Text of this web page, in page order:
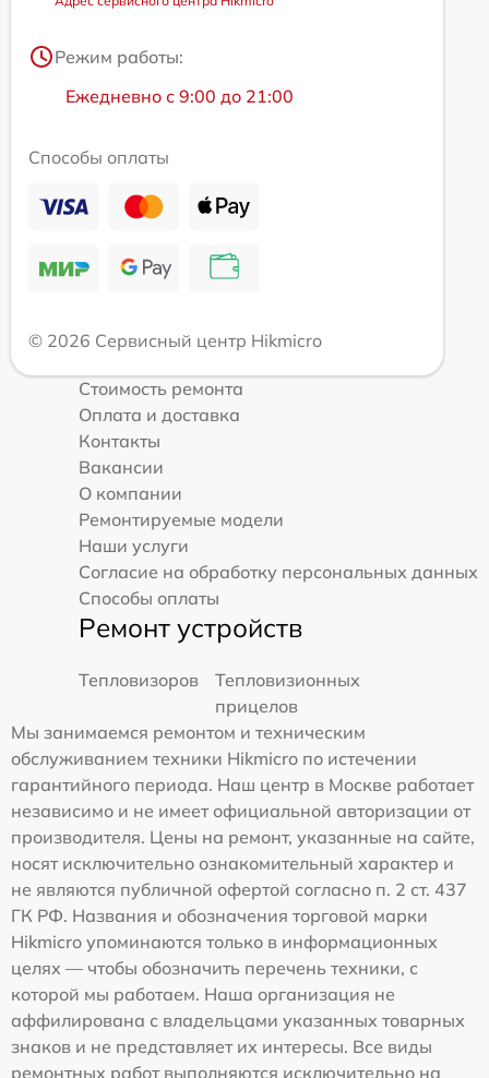
Режим работы:
Ежедневно с 9:00 до 21:00
Способы оплаты
© 2026 Сервисный центр Hikmicro
Стоимость ремонта
Оплата и доставка
Контакты
Вакансии
О компании
Ремонтируемые модели
Наши услуги
Согласие на обработку персональных данных
Способы оплаты
Ремонт устройств
Тепловизоров
Тепловизионных
прицелов
Мы занимаемся ремонтом и техническим
обслуживанием техники Hikmicro по истечении
гарантийного периода. Наш центр в Москве работает
независимо и не имеет официальной авторизации от
производителя. Цены на ремонт, указанные на сайте,
носят исключительно ознакомительный характер и
не являются публичной офертой согласно п. 2 ст. 437
ГК РФ. Названия и обозначения торговой марки
Hikmicro упоминаются только в информационных
целях — чтобы обозначить перечень техники, с
которой мы работаем. Наша организация не
аффилирована с владельцами указанных товарных
знаков и не представляет их интересы. Все виды
ремонтных работ выполняются исключительно на